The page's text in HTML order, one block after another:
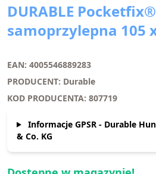
DURABLE
samoprzylepna 105
EAN: 4005546889283
PRODUCENT: Durable
KOD PRODUCENTA: 807719
Informacje GPSR - Durable
& Co. KG